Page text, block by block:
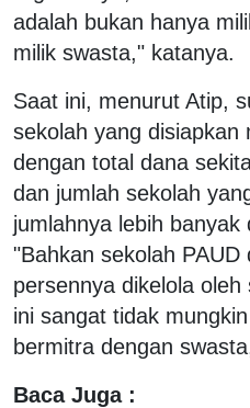
adalah bukan hanya
milik swasta," katanya.
Saat ini, menurut Atip,
sekolah yang disiapkan
dengan total dana
dan jumlah sekolah
jumlahnya lebih banyak
"Bahkan sekolah
persennya dikelola
ini sangat tidak
bermitra dengan
Baca Juga :